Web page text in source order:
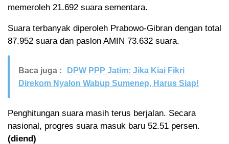
memeroleh 21.692 suara sementara.
Suara terbanyak diperoleh Prabowo-Gibran dengan total
87.952 suara dan paslon AMIN 73.632 suara.
Baca juga :
DPW PPP Jatim: Jika Kiai Fikri
Direkom Nyalon Wabup Sumenep, Harus Siap!
Penghitungan suara masih terus berjalan. Secara
nasional, progres suara masuk baru 52.51 persen.
(diend)